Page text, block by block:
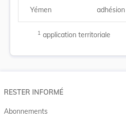
Yémen adhésion
1 application territoriale
RESTER INFORMÉ
Abonnements